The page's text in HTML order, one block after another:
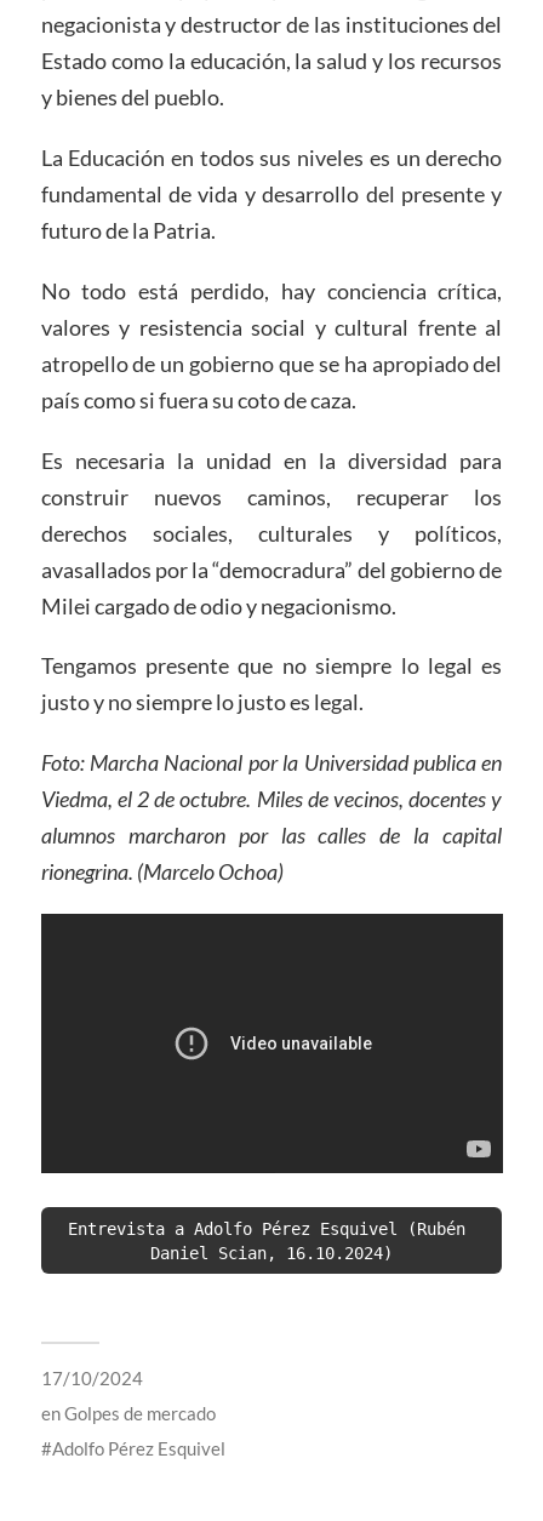
negacionista y destructor de las instituciones del
Estado como la educación, la salud y los recursos
y bienes del pueblo.
La Educación en todos sus niveles es un derecho
fundamental de vida y desarrollo del presente y
futuro de la Patria.
No todo está perdido, hay conciencia crítica,
valores y resistencia social y cultural frente al
atropello de un gobierno que se ha apropiado del
país como si fuera su coto de caza.
Es necesaria la unidad en la diversidad para
construir nuevos caminos, recuperar los
derechos sociales, culturales y políticos,
avasallados por la “democradura” del gobierno de
Milei cargado de odio y negacionismo.
Tengamos presente que no siempre lo legal es
justo y no siempre lo justo es legal.
Foto: Marcha Nacional por la Universidad publica en
Viedma, el 2 de octubre. Miles de vecinos, docentes y
alumnos marcharon por las calles de la capital
rionegrina. (Marcelo Ochoa)
Entrevista a Adolfo Pérez Esquivel (Rubén
Daniel Scian, 16.10.2024)
17/10/2024
enGolpes de mercado
Adolfo Pérez Esquivel